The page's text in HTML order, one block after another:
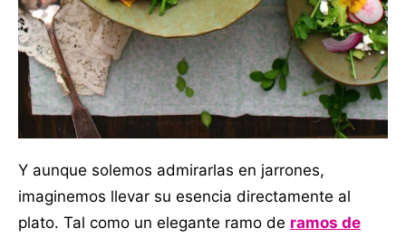
Y aunque solemos admirarlas en jarrones,
imaginemos llevar su esencia directamente al
plato. Tal como un elegante ramo de ramos de